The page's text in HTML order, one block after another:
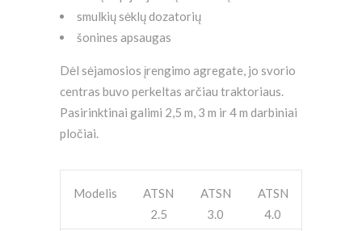
smulkių sėklų dozatorių
šonines apsaugas
Dėl sėjamosios įrengimo agregate, jo svorio
centras buvo perkeltas arčiau traktoriaus.
Pasirinktinai galimi 2,5 m, 3 m ir 4 m darbiniai
pločiai.
Modelis
ATSN
2.5
ATSN
3.0
ATSN
4.0